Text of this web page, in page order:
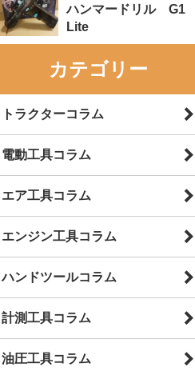
ハンマードリル G1
Lite
カテゴリー
トラクターコラム
電動工具コラム
エア工具コラム
エンジン工具コラム
ハンドツールコラム
計測工具コラム
油圧工具コラム